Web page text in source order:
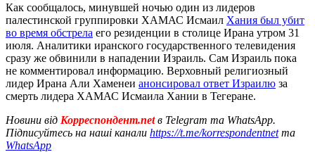
Как сообщалось, минувшей ночью один из лидеров
палестинской группировки ХАМАС Исмаил Хания был убит
во время обстрела его резиденции в столице Ирана утром 31
июля. Аналитики иранского государственного телевидения
сразу же обвинили в нападении Израиль. Сам Израиль пока
не комментировал информацию. Верховный религиозный
лидер Ирана Али Хаменеи анонсировал ответ Израилю за
смерть лидера ХАМАС Исмаила Хании в Тегеране.
Новини від Корреспондент.netв Telegram та WhatsApp.
Підписуйтесь на наші канали https://t.me/korrespondentnetта
WhatsApp